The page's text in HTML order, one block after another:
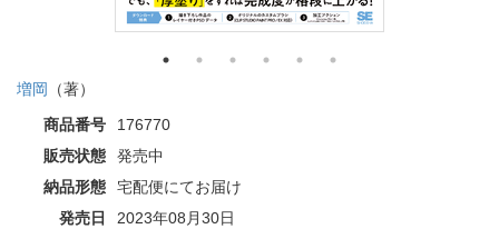
増岡
（著）
商品番号
176770
販売状態
発売中
納品形態
宅配便にてお届け
発売日
2023年08月30日